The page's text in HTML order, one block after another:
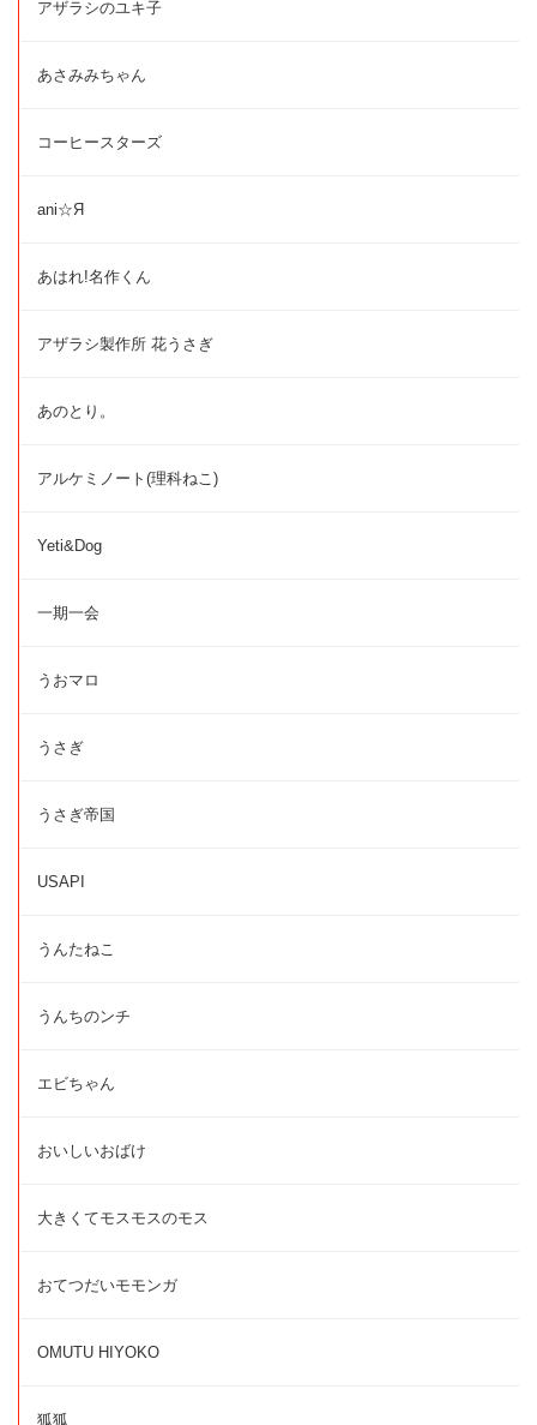
アザラシのユキ子
あさみみちゃん
コーヒースターズ
ani☆Я
あはれ!名作くん
アザラシ製作所 花うさぎ
あのとり。
アルケミノート(理科ねこ)
Yeti&Dog
一期一会
うおマロ
うさぎ
うさぎ帝国
USAPI
うんたねこ
うんちのンチ
エビちゃん
おいしいおばけ
大きくてモスモスのモス
おてつだいモモンガ
OMUTU HIYOKO
狐狐